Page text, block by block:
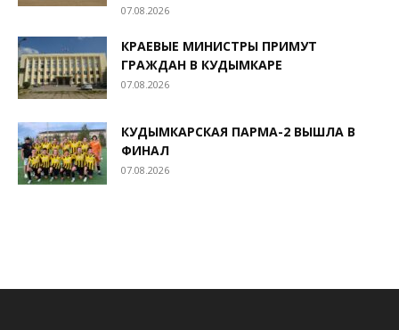
07.08.2026
КРАЕВЫЕ МИНИСТРЫ ПРИМУТ
ГРАЖДАН В КУДЫМКАРЕ
07.08.2026
КУДЫМКАРСКАЯ ПАРМА-2 ВЫШЛА В
ФИНАЛ
07.08.2026